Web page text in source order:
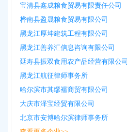
宝清县鑫成粮食贸易有限责任公司
桦南县盈晟粮食贸易有限公司
黑龙江厚坤建筑工程有限公司
黑龙江善养汇信息咨询有限公司
延寿县振双食用农产品经营有限公司
黑龙江航征律师事务所
哈尔滨市其缪襦商贸有限公司
大庆市泽宝经贸有限公司
北京市安博哈尔滨律师事务所